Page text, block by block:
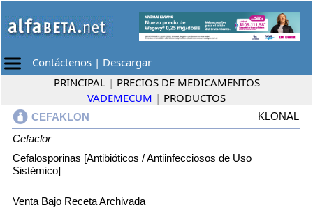
Contáctenos | Descargar
PRINCIPAL | PRECIOS DE MEDICAMENTOS
VADEMECUM | PRODUCTOS
CEFAKLON
KLONAL
Cefaclor
Cefalosporinas [Antibióticos / Antiinfecciosos de Uso
Sistémico]
Venta Bajo Receta Archivada